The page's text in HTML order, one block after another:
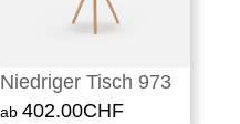
Niedriger Tisch 973
402.00CHF